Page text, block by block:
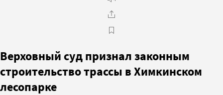
Верховный суд признал законным
строительство трассы в Химкинском
лесопарке